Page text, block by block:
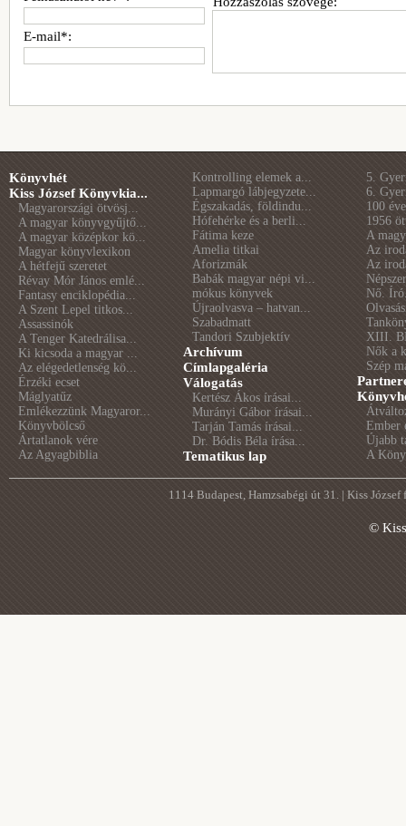
E-mail*:
Könyvhét
Kiss József Könyvkia...
Magyarországi ötvösj...
A magyar könyvgyűjtő...
A magyar középkor kö...
Magyar könyvlexikon
A hétfejű szeretet
Révay Mór János emlé...
Fantasy enciklopédia...
A Szent Lepel titkos...
Assassinók
A Tenger Katedrálisa...
Ki kicsoda a magyar ...
Az elégedetlenség kö...
Érzéki ecset
Máglyatűz
Emlékezzünk Magyaror...
Könyvbölcső
Ártatlanok vére
Az Agyagbiblia
Kontrolling elemek a...
Lapmargó lábjegyzete...
Égszakadás, földindu...
Hófehérke és a berli...
Fátima keze
Amelia titkai
Aforizmák
Babák magyar népi vi...
mókus könyvek
Újraolvasva – hatvan...
Szabadmatt
Tandori Szubjektív
Archívum
Címlapgaléria
Válogatás
Kertész Ákos írásai...
Murányi Gábor írásai...
Tarján Tamás írásai...
Dr. Bódis Béla írása...
Tematikus lap
5.
6.
100
1956
A
Az
Az
Nő.
XIII.
Nők a
Szép
Ember
Újabb
A
1114 Budapest, Hamzsabégi út 31. | Kiss
©